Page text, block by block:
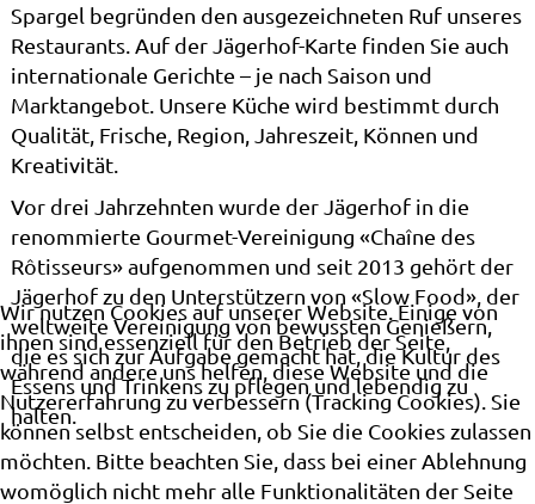
Spargel begründen den ausgezeichneten Ruf unseres
Restaurants. Auf der Jägerhof-Karte finden Sie auch
internationale Gerichte – je nach Saison und
Marktangebot. Unsere Küche wird bestimmt durch
Qualität, Frische, Region, Jahreszeit, Können und
Kreativität.
Vor drei Jahrzehnten wurde der Jägerhof in die
renommierte Gourmet-Vereinigung «Chaîne des
Rôtisseurs» aufgenommen und seit 2013 gehört der
Jägerhof zu den Unterstützern von «Slow Food», der
weltweite Vereinigung von bewussten Genießern,
die es sich zur Aufgabe gemacht hat, die Kultur des
Essens und Trinkens zu pflegen und lebendig zu
halten.
Wir nutzen Cookies auf unserer Website. Einige von
ihnen sind essenziell für den Betrieb der Seite,
während andere uns helfen, diese Website und die
Nutzererfahrung zu verbessern (Tracking Cookies). Sie
können selbst entscheiden, ob Sie die Cookies zulassen
möchten. Bitte beachten Sie, dass bei einer Ablehnung
womöglich nicht mehr alle Funktionalitäten der Seite